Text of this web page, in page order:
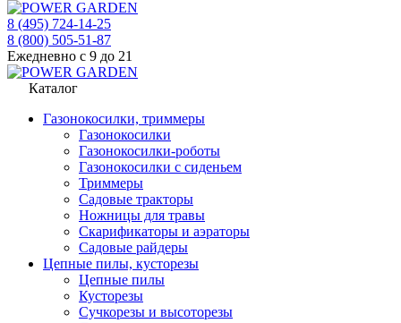
8 (495) 724-14-25
8 (800) 505-51-87
Ежедневно с 9 до 21
Каталог
Газонокосилки, триммеры
Газонокосилки
Газонокосилки-роботы
Газонокосилки с сиденьем
Триммеры
Садовые тракторы
Ножницы для травы
Скарификаторы и аэраторы
Садовые райдеры
Цепные пилы, кусторезы
Цепные пилы
Кусторезы
Сучкорезы и высоторезы